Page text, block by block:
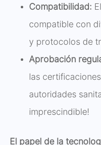
Compatibilidad:
compatible con
y protocolos de
Aprobación
las
autoridades
imprescindible!
El papel de la